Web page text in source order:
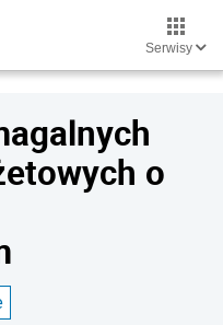
Serwisy
o